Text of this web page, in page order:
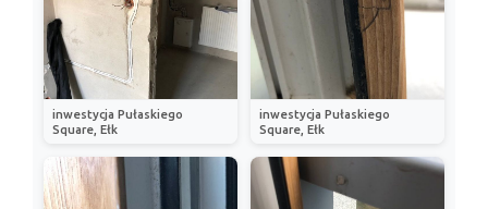
inwestycja Pułaskiego
Square, Ełk
inwestycja Pułaskiego
Square, Ełk